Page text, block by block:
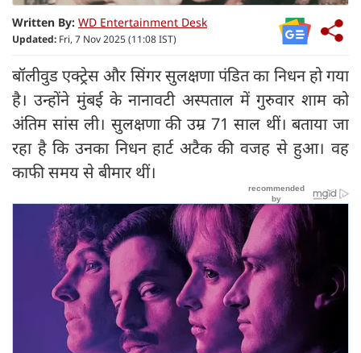
Written By: WD Entertainment Desk
Updated: Fri, 7 Nov 2025 (11:08 IST)
बॉलीवुड एक्ट्रेस और सिंगर सुलक्षणा पंडित का निधन हो गया
है। उन्होंने मुंबई के नानावटी अस्पताल में गुरुवार शाम को
अंतिम सांस ली। सुलक्षणा की उम्र 71 साल थीं। बताया जा
रहा है कि उनका निधन हार्ट अटैक की वजह से हुआ। वह
काफी समय से बीमार थीं।